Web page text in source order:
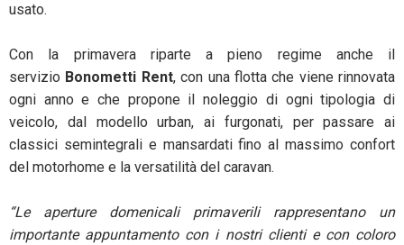
usato.
Con la primavera riparte a pieno regime anche il
servizio Bonometti Rent, con una flotta che viene rinnovata
ogni anno e che propone il noleggio di ogni tipologia di
veicolo, dal modello urban, ai furgonati, per passare ai
classici semintegrali e mansardati fino al massimo confort
del motorhome e la versatilità del caravan.
“Le aperture domenicali primaverili rappresentano un
importante appuntamento con i nostri clienti e con coloro